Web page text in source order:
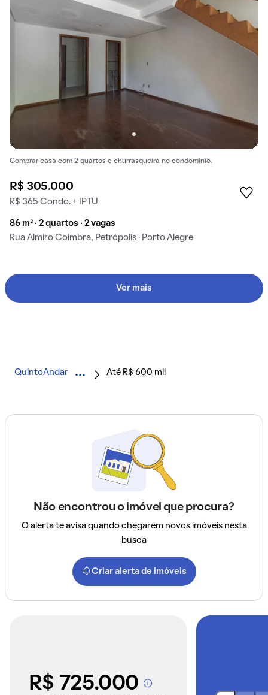
Comprar casa com 2 quartos e churrasqueira no condomínio.
R$ 305.000
R$ 365 Condo. + IPTU
86 m² · 2 quartos · 2 vagas
Rua Almiro Coimbra, Petrópolis · Porto Alegre
Ver mais
QuintoAndar Até R$ 600 mil
Não encontrou o imóvel que procura?
O alerta te avisa quando chegarem novos imóveis nesta
busca
Criar alerta de imóveis
R$ 725.000A partir dos imóveis